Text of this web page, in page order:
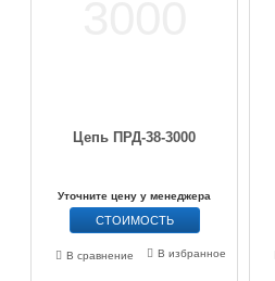
Цепь ПРД-38-3000
Уточните цену у менеджера
СТОИМОСТЬ
В избранное
В сравнение